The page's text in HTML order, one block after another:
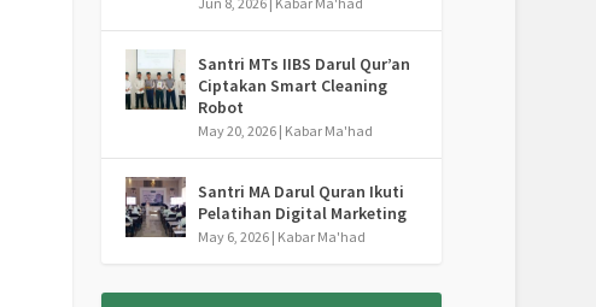
Santri MTs IIBS Darul Qur’an
Ciptakan Smart Cleaning
Robot
May 20, 2026 | Kabar Ma'had
Santri MA Darul Quran Ikuti
Pelatihan Digital Marketing
May 6, 2026 | Kabar Ma'had